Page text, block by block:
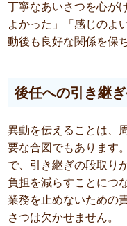
丁寧なあいさつを心が
よかった」「感じのよ
動後も良好な関係を保
後任への引き継
異動を伝えることは、
要な合図でもあります
で、引き継ぎの段取り
負担を減らすことにつ
業務を止めないための
さつは欠かせません。